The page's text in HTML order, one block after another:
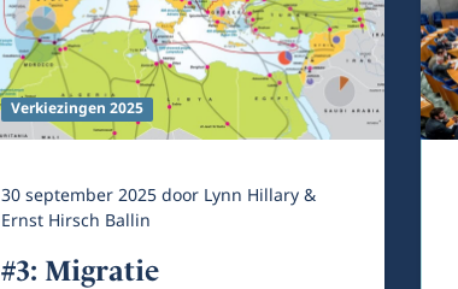
Verkiezingen 2025
30 september 2025door Lynn Hillary &
Ernst Hirsch Ballin
#3: Migratie